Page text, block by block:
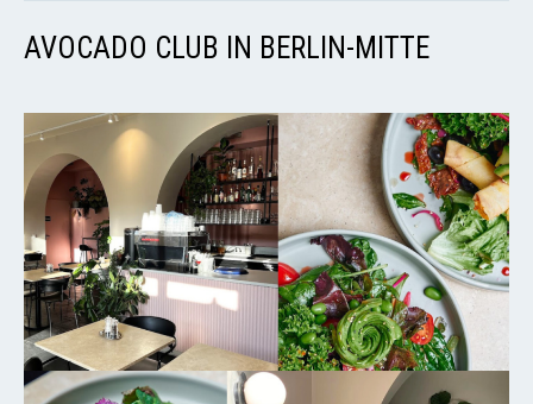
AVOCADO CLUB IN BERLIN-MITTE